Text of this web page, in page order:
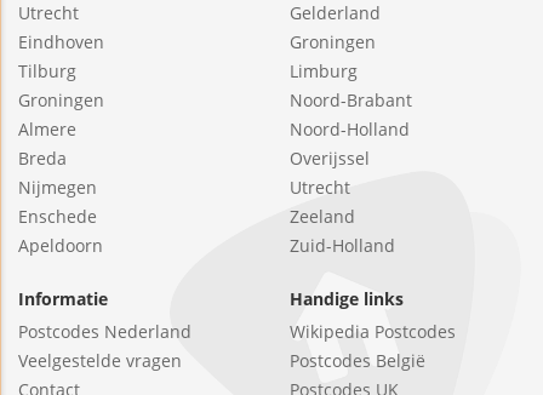
Utrecht
Eindhoven
Tilburg
Groningen
Almere
Breda
Nijmegen
Enschede
Apeldoorn
Gelderland
Groningen
Limburg
Noord-Brabant
Noord-Holland
Overijssel
Utrecht
Zeeland
Zuid-Holland
Informatie
Postcodes Nederland
Veelgestelde vragen
Contact
Handige links
Wikipedia Postcodes
Postcodes België
Postcodes UK